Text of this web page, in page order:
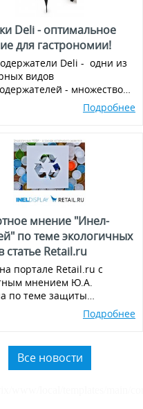
Deli - оптимальное
для гастрономии!
Deli - одни из
видов
- множество
и комбинаций, всегда в
Подробнее
мнение "Инел-
по теме экологичных
статье Retail.ru
портале Retail.ru с
мнением Ю.А.
по теме защиты
среды, производства
Подробнее
Все новости